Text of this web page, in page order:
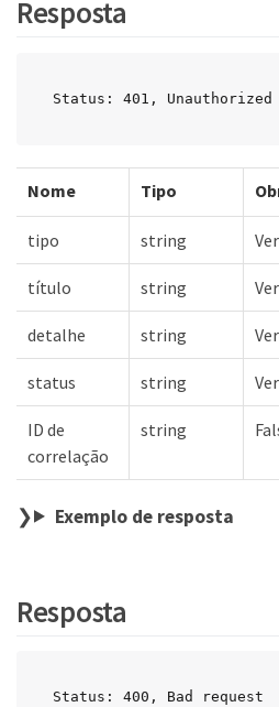
Resposta
Status: 401, Unauthorized
Nome Tipo
tipo string
título string
detalhe string
status string
ID de
correlação
string
Exemplo de resposta
Resposta
Status: 400, Bad request